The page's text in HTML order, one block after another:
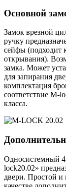
Основной
Замок врезной
ручку
сейфы (подходит
открывания).
замка. Может
для запирания
комплектация
соответствие M-
класса.
Односистемный
lock20.02»
двери. Простой и